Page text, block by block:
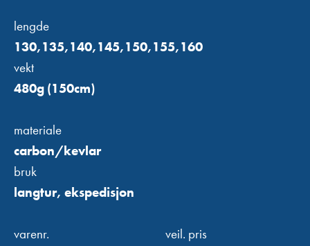
lengde
130,135,140,145,150,155,160
vekt
480g (150cm)
materiale
carbon/kevlar
bruk
langtur, ekspedisjon
varenr.
veil. pris